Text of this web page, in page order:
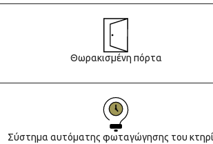
Θωρακισμένη πόρτα
Σύστημα αυτόματης φωταγώγησης του